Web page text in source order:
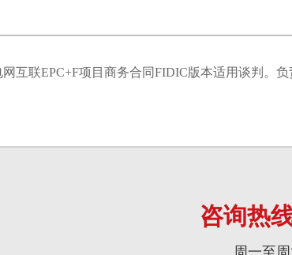
互联EPC+F项目商务合同FIDIC版本适用谈判。
咨询热
周一至